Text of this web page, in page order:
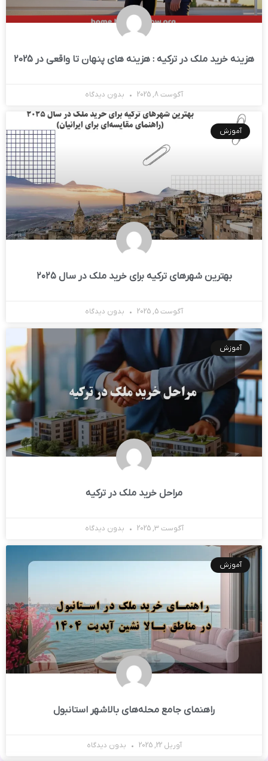
هزینه‌ خرید ملک در ترکیه : هزینه های پنهان تا واقعی در 2025
آگوست 8, 2025 بدون دیدگاه
آموزش
بهترین شهرهای ترکیه برای خرید ملک در سال ۲۰۲۵
آگوست 5, 2025 بدون دیدگاه
آموزش
مراحل خرید ملک در ترکیه
آگوست 3, 2025 بدون دیدگاه
آموزش
راهنمای جامع محله‌های بالاشهر استانبول
آوریل 22, 2025 بدون دیدگاه